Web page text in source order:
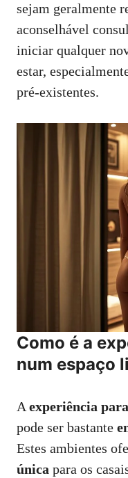
sejam geralmente
aconselhável
iniciar qualquer
estar,
pré-existentes.
Como é a
num espaço
A experiência
pode ser bastante
Estes ambientes
única para os